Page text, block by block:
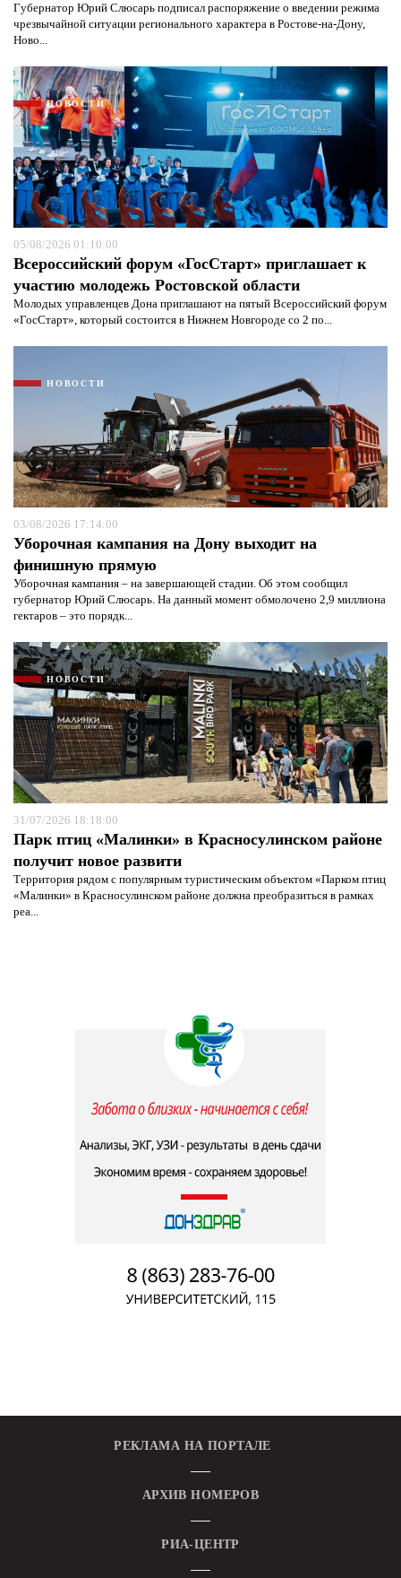
Губернатор Юрий Слюсарь подписал распоряжение о введении режима
чрезвычайной ситуации регионального характера в Ростове-на-Дону,
Ново...
НОВОСТИ
05/08/2026 01:10:00
Всероссийский форум «ГосСтарт» приглашает к
участию молодежь Ростовской области
Молодых управленцев Дона приглашают на пятый Всероссийский форум
«ГосСтарт», который состоится в Нижнем Новгороде со 2 по...
НОВОСТИ
03/08/2026 17:14:00
Уборочная кампания на Дону выходит на
финишную прямую
Уборочная кампания – на завершающей стадии. Об этом сообщил
губернатор Юрий Слюсарь. На данный момент обмолочено 2,9 миллиона
гектаров – это порядк...
НОВОСТИ
31/07/2026 18:18:00
Парк птиц «Малинки» в Красносулинском районе
получит новое развити
Территория рядом с популярным туристическим объектом «Парком птиц
«Малинки» в Красносулинском районе должна преобразиться в рамках
реа...
Я согласен сполитикой конфиденциальности и
защиты информации*
РЕКЛАМА НА ПОРТАЛЕ
АРХИВ НОМЕРОВ
РИА-ЦЕНТР
Я согласен с политикой конфиденциальности и
защиты информации*